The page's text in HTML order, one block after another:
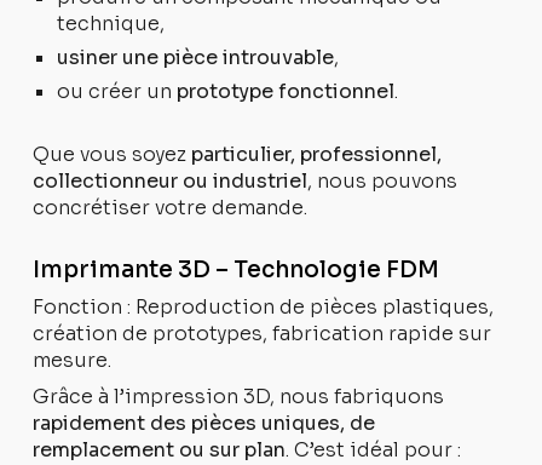
technique,
usiner une pièce introuvable,
ou créer un prototype fonctionnel.
Que vous soyez particulier, professionnel,
collectionneur ou industriel, nous pouvons
concrétiser votre demande.
Imprimante 3D – Technologie FDM
Fonction : Reproduction de pièces plastiques,
création de prototypes, fabrication rapide sur
mesure.
Grâce à l’impression 3D, nous fabriquons
rapidement des pièces uniques, de
remplacement ou sur plan. C’est idéal pour :